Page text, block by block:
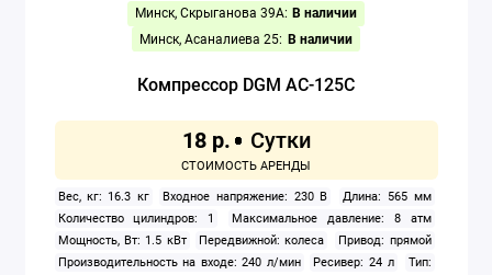
Минск, Скрыганова 39А: В наличии
Минск, Асаналиева 25: В наличии
Компрессор DGM AC-125C
18 р.
Вес, кг: 16.3 кг Входное напряжение: 230 В
Длина: 565 мм
Количество цилиндров: 1
Максимальное давление: 8 атм
Мощность, Вт: 1.5 кВт
Передвижной: колеса
Привод: прямой
Производительность на входе: 240 л/мин
Ресивер: 24 л
Тип: